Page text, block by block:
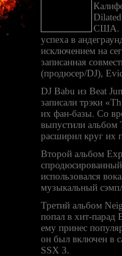
США.
успеха в
исключением на
записанная
(продюсер/DJ),
DJ Babu из Beat
записали трэки
их фан-базы. Со
выпустили
расширил круг их
Второй альбом
использовался
музыкальный
Третий альбом
попал в хит-парад
ему принес
он был включен в
SSX 3.